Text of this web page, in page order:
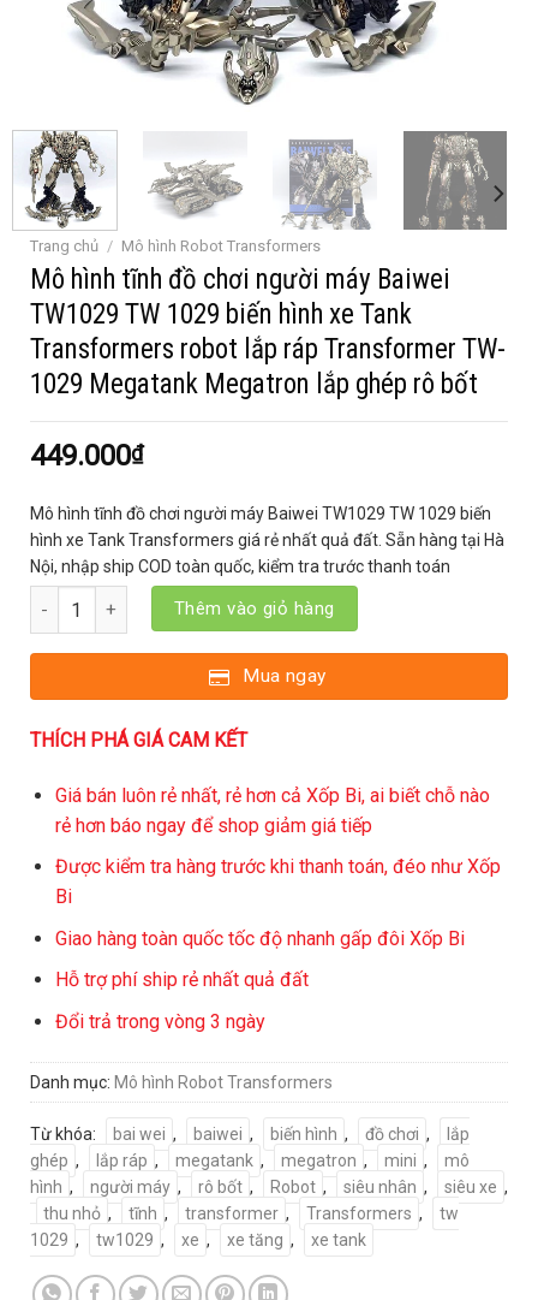
Trang chủ / Mô hình Robot Transformers
Mô hình tĩnh đồ chơi người máy Baiwei
TW1029 TW 1029 biến hình xe Tank
Transformers robot lắp ráp Transformer TW-
1029 Megatank Megatron lắp ghép rô bốt
449.000₫
Mô hình tĩnh đồ chơi người máy Baiwei TW1029 TW 1029 biến
hình xe Tank Transformers giá rẻ nhất quả đất. Sẵn hàng tại Hà
Nội, nhập ship COD toàn quốc, kiểm tra trước thanh toán
Mô hình tĩnh đồ chơi người máy Baiwei TW1029 TW 1029 biến
Thêm vào giỏ hàng
Mua ngay
THÍCH PHÁ GIÁ CAM KẾT
Giá bán luôn rẻ nhất, rẻ hơn cả Xốp Bi, ai biết chỗ nào
rẻ hơn báo ngay để shop giảm giá tiếp
Được kiểm tra hàng trước khi thanh toán, đéo như Xốp
Bi
Giao hàng toàn quốc tốc độ nhanh gấp đôi Xốp Bi
Hỗ trợ phí ship rẻ nhất quả đất
Đổi trả trong vòng 3 ngày
Danh mục: Mô hình Robot Transformers
Từ khóa: bai wei , baiwei , biến hình , đồ chơi ,
lắp
ghép , lắp ráp , megatank , megatron , mini ,
mô
hình , người máy , rô bốt , Robot , siêu nhân , siêu xe ,
thu nhỏ , tĩnh , transformer , Transformers ,
tw
1029 , tw1029 , xe , xe tăng , xe tank